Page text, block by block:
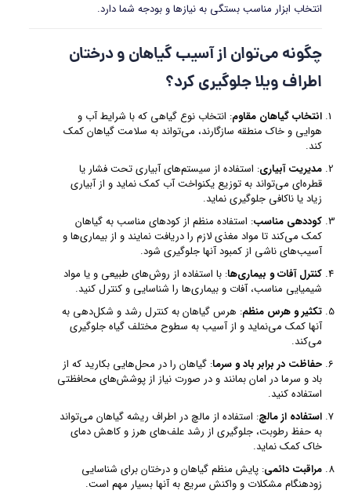
انتخاب ابزار مناسب بستگی به نیازها و بودجه شما دارد.
چگونه می‌توان از آسیب گیاهان و درختان
اطراف ویلا جلوگیری کرد؟
انتخاب گیاهان مقاوم: انتخاب نوع گیاهی که با شرایط آب و
هوایی و خاک منطقه سازگارند، می‌تواند به سلامت گیاهان کمک
کند.
مدیریت آبیاری: استفاده از سیستم‌های آبیاری تحت فشار یا
قطره‌ای می‌تواند به توزیع یکنواخت آب کمک نماید و از آبیاری
زیاد یا ناکافی جلوگیری نماید.
کوددهی مناسب: استفاده منظم از کودهای مناسب به گیاهان
کمک می‌کند تا مواد مغذی لازم را دریافت نمایند و از بیماری‌ها و
آسیب‌های ناشی از کمبود آنها جلوگیری شود.
کنترل آفات و بیماری‌ها: با استفاده از روش‌های طبیعی و یا مواد
شیمیایی مناسب، آفات و بیماری‌ها را شناسایی و کنترل کنید.
تکثیر و هرس منظم: هرس گیاهان به کنترل رشد و شکل‌دهی به
آنها کمک می‌نماید و از آسیب به سطوح مختلف گیاه جلوگیری
می‌کند.
حفاظت در برابر باد و سرما: گیاهان را در محل‌هایی بکارید که از
باد و سرما در امان بمانند و در صورت نیاز از پوشش‌های محافظتی
استفاده کنید.
استفاده از مالچ: استفاده از مالچ در اطراف ریشه گیاهان می‌تواند
به حفظ رطوبت، جلوگیری از رشد علف‌های هرز و کاهش دمای
خاک کمک نماید.
مراقبت دائمی: پایش منظم گیاهان و درختان برای شناسایی
زودهنگام مشکلات و واکنش سریع به آنها بسیار مهم است.